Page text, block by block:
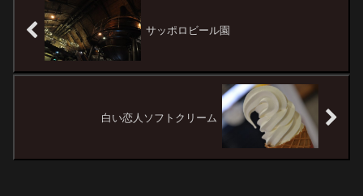
サッポロビール園
白い恋人ソフトクリーム